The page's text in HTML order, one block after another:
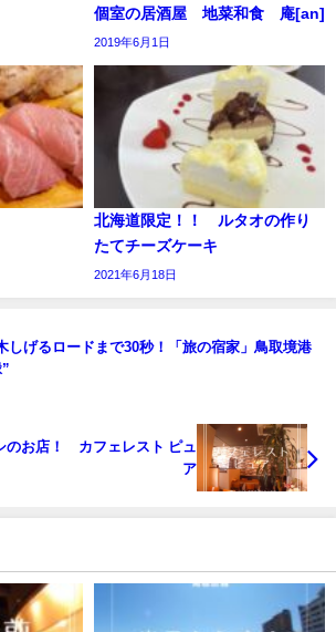
個室の居酒屋 地菜和食 庵[an]
2019年6月1日
北海道限定！！ ルタオの作り
たてチーズケーキ
2021年6月18日
しげるロードまで30秒！「旅の宿家」鳥取境港
のお店！ カフェレスト ピュ
ア